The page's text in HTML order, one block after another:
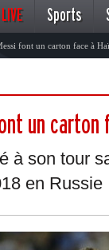
LIVE Sports
font un carton face à
un carton
à son tour
en Russie